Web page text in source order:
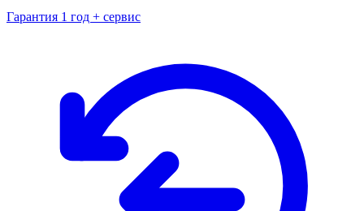
Гарантия 1 год + сервис